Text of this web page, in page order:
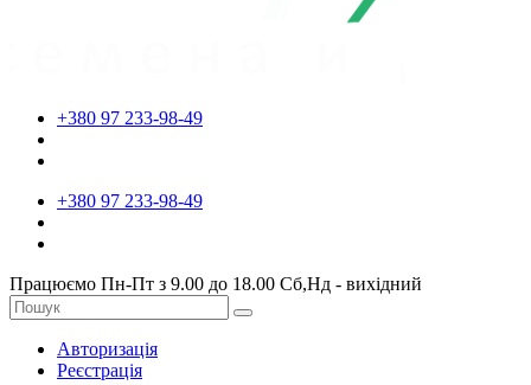
+380 97 233-98-49
+380 97 233-98-49
Працюємо Пн-Пт з 9.00 до 18.00 Сб,Нд - вихідний
Авторизація
Реєстрація